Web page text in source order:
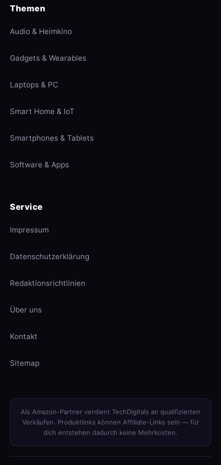
Themen
Audio & Heimkino
Gadgets & Wearables
Laptops & PC
Smart Home & IoT
Smartphones & Tablets
Software & Apps
Service
Impressum
Datenschutzerklärung
Redaktionsrichtlinien
Über uns
Kontakt
Sitemap
Als Amazon-Partner verdient TechDigitals an qualifizierten
Verkäufen. Produktlinks können Affiliate-Links sein — für
dich entstehen dadurch keine Mehrkosten.